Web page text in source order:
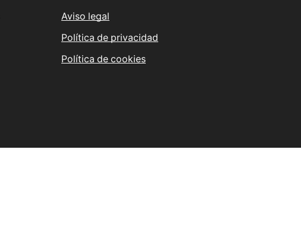
Aviso legal
Política de privacidad
Política de cookies